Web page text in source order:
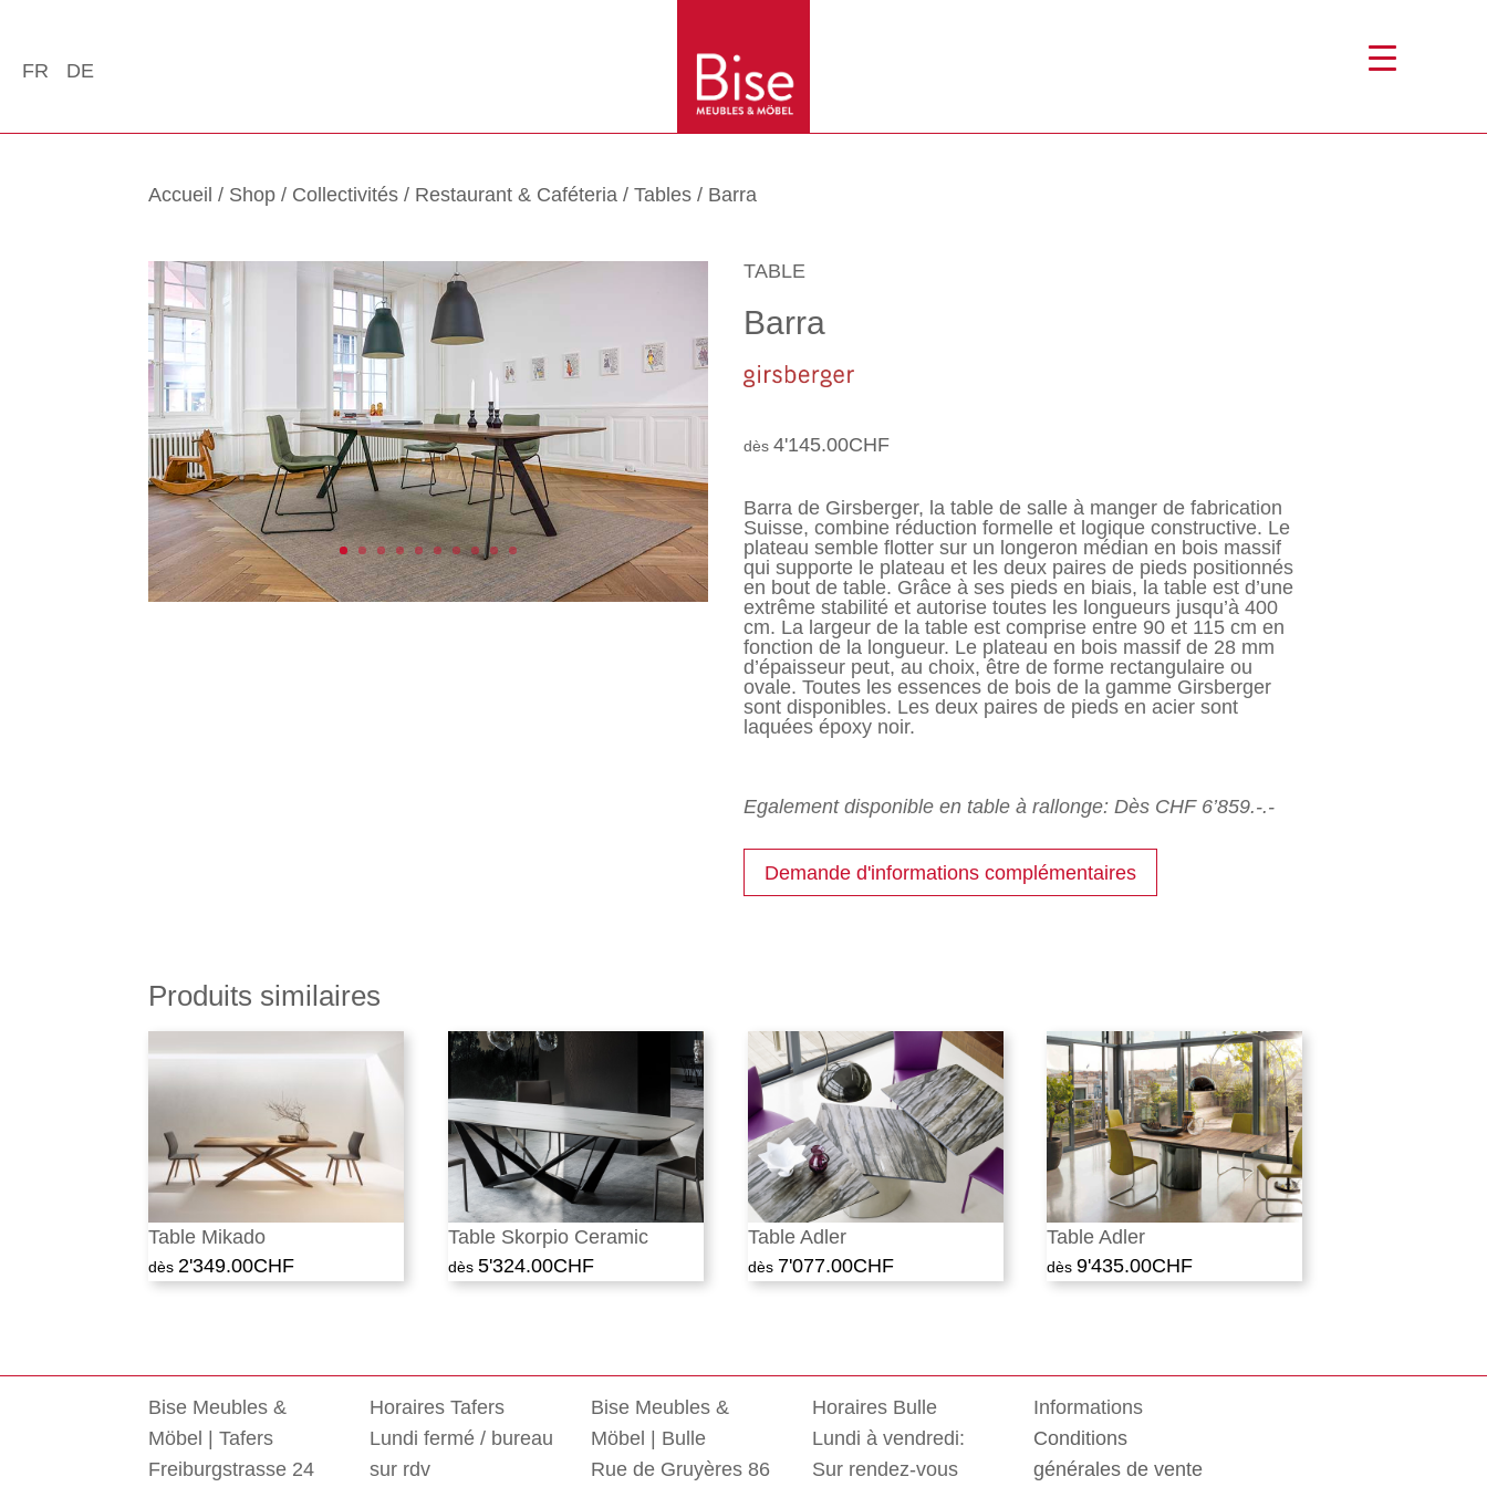
FR DE
Accueil / Shop / Collectivités / Restaurant & Caféteria /Tables / Barra
TABLE
Barra
4'145.00CHF
Barra de Girsberger, la table de salle à manger de fabrication
Suisse, combine réduction formelle et logique constructive. Le
plateau semble flotter sur un longeron médian en bois massif
qui supporte le plateau et les deux paires de pieds positionnés
en bout de table. Grâce à ses pieds en biais, la table est d’une
extrême stabilité et autorise toutes les longueurs jusqu’à 400
cm. La largeur de la table est comprise entre 90 et 115 cm en
fonction de la longueur. Le plateau en bois massif de 28 mm
d’épaisseur peut, au choix, être de forme rectangulaire ou
ovale. Toutes les essences de bois de la gamme Girsberger
sont disponibles. Les deux paires de pieds en acier sont
laquées époxy noir.
Egalement disponible en table à rallonge: Dès CHF 6’859.-.-
Demande d'informations complémentaires
Produits similaires
Table Mikado
2'349.00CHF
Table Skorpio Ceramic
5'324.00CHF
Table Adler
7'077.00CHF
Table Adler
9'435.00CHF
Bise Meubles &
Möbel | Tafers
Freiburgstrasse 24
Horaires Tafers
Lundi fermé / bureau
sur rdv
Bise Meubles &
Möbel | Bulle
Rue de Gruyères 86
Horaires Bulle
Lundi à vendredi:
Sur rendez-vous
Informations
Conditions
générales de vente